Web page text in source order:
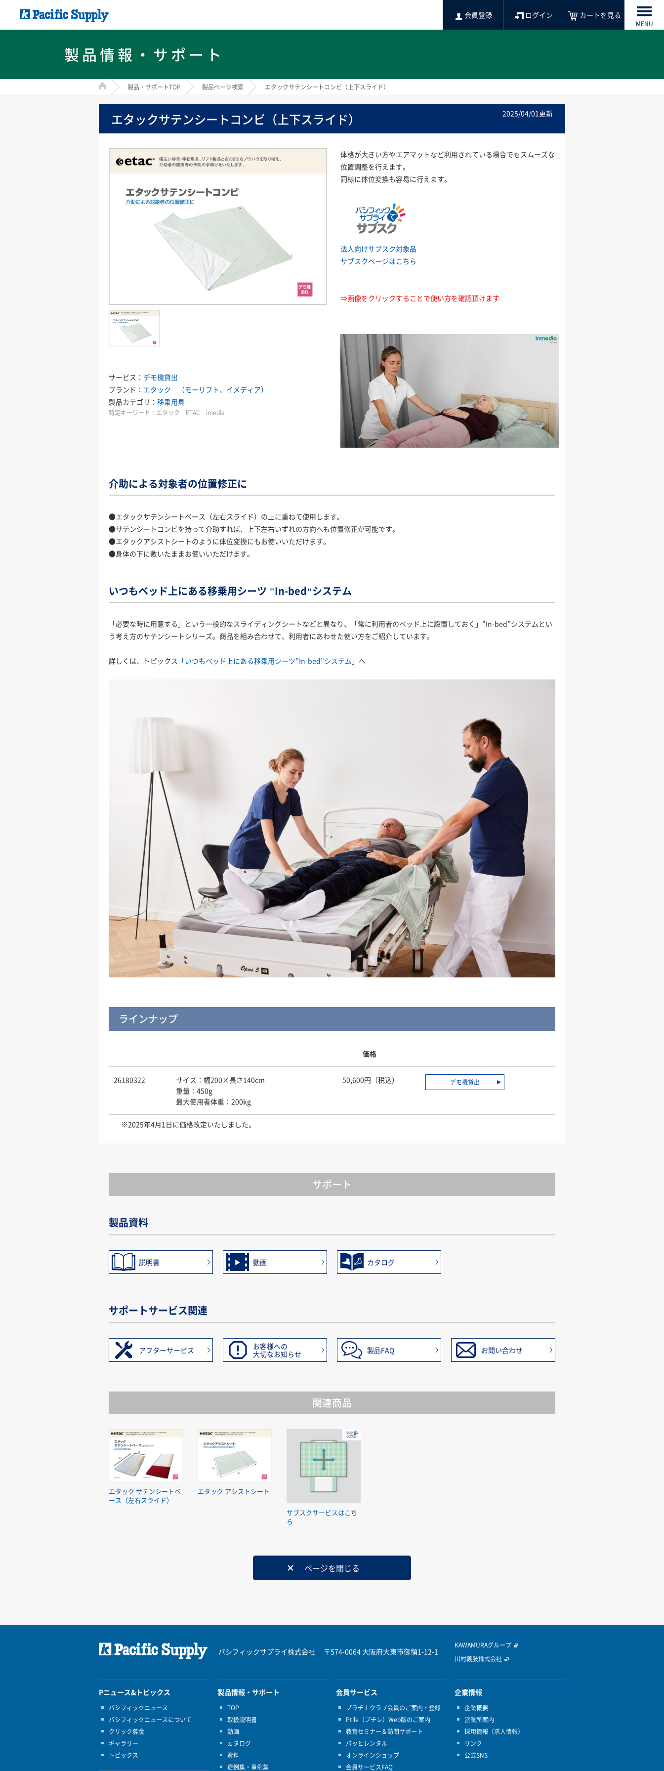
会員登録 ログイン カートを見る
MENU
製品情報・サポート
HOME 製品・サポートTOP 製品ページ検索 エタックサテンシートコンビ（上下スライド）
2025/04/01更新
エタックサテンシートコンビ（上下スライド）
サービス： デモ機貸出
ブランド： エタック （モーリフト、イメディア）
製品カテゴリ： 移乗用具
特定キーワード： エタック ETAC imedia
体格が大きい方やエアマットなど利用されている場合でもスムーズな
位置調整を行えます。
同様に体位変換も容易に行えます。
法人向けサブスク対象品
サブスクページはこちら
⇒画像をクリックすることで使い方を確認頂けます
介助による対象者の位置修正に
●エタックサテンシートベース（左右スライド）の上に重ねて使用します。
●サテンシートコンビを持って介助すれば、上下左右いずれの方向へも位置修正が可能です。
●エタックアシストシートのように体位変換にもお使いいただけます。
●身体の下に敷いたままお使いいただけます。
いつもベッド上にある移乗用シーツ "In-bed"システム
「必要な時に用意する」という一般的なスライディングシートなどと異なり、「常に利用者のベッド上に設置しておく」”In-bed”システムとい
う考え方のサテンシートシリーズ。商品を組み合わせて、利用者にあわせた使い方をご紹介しています。
詳しくは、トピックス 「いつもベッド上にある移乗用シーツ”In-bed”システム」 へ
ラインナップ
価格
26180322
サイズ：幅200×長さ140cm
重量：450g
最大使用者体重：200kg
50,600円（税込） デモ機貸出
※2025年4月1日に価格改定いたしました。
サポート
製品資料
説明書 動画 カタログ
サポートサービス関連
アフターサービス
お客様への
大切なお知らせ
製品FAQ お問い合わせ
関連商品
エタック サテンシートベ
ース（左右スライド）
エタック アシストシート
サブスクサービスはこち
ら
ページを閉じる
パシフィックサプライ株式会社 〒574-0064 大阪府大東市御領1-12-1
KAWAMURAグループ
川村義肢株式会社
Pニュース&トピックス
パシフィックニュース
パシフィックニュースについて
クリック募金
ギャラリー
トピックス
製品情報・サポート
TOP
取扱説明書
動画
カタログ
資料
症例集・事例集
会員サービス
プラチナクラブ会員のご案内・登録
Ptile（プチレ）Web版のご案内
教育セミナー＆訪問サポート
パッとレンタル
オンラインショップ
会員サービスFAQ
企業情報
企業概要
営業所案内
採用情報（求人情報）
リンク
公式SNS